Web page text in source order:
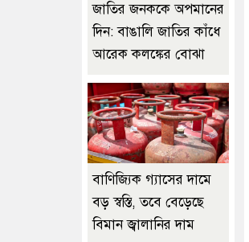
জাতির জনককে অপমানের
দিন: বাঙালি জাতির কাঁধে
আরেক কলঙ্কের বোঝা
বাণিজ্যিক গ্যাসের দামে
বড় স্বস্তি, তবে বেড়েছে
বিমান জ্বালানির দাম